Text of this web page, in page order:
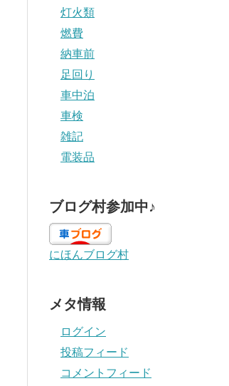
灯火類
燃費
納車前
足回り
車中泊
車検
雑記
電装品
ブログ村参加中♪
にほんブログ村
メタ情報
ログイン
投稿フィード
コメントフィード